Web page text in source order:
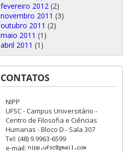
fevereiro 2012 (2)
novembro 2011 (3)
outubro 2011 (2)
maio 2011 (1)
abril 2011 (1)
CONTATOS
NIPP
UFSC - Campus Universitário -
Centro de Filosofia e Ciências
Humanas - Bloco D - Sala 307
Tel: (48) 9.9963-6599
e-mail: